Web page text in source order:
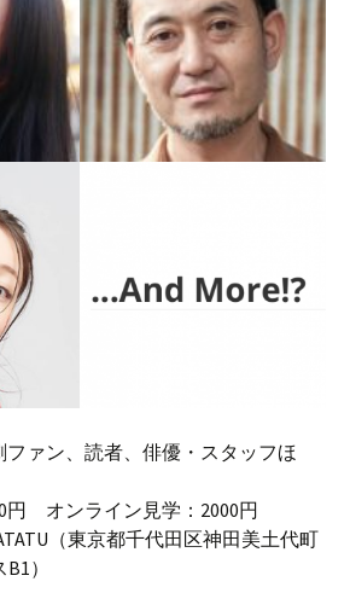
ファン、読者、俳優・スタッフほ
円 オンライン見学：2000円
（東京都千代田区神田美土代町
）